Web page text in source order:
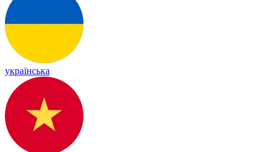
українська